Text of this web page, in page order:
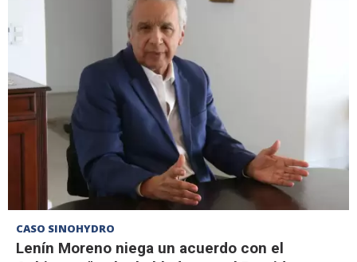
CASO SINOHYDRO
Lenín Moreno niega un acuerdo con el